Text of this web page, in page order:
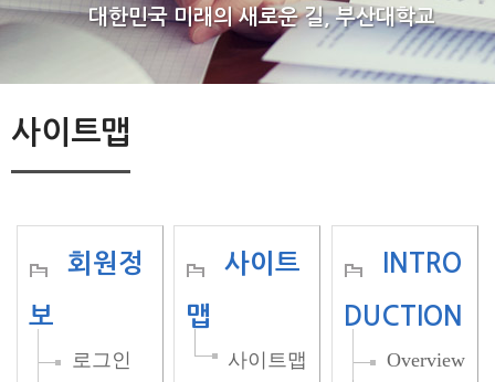
대한민국 미래의 새로운 길, 부산대학교
사이트맵
회원정
보
로그인
사이트
맵
사이트맵
INTRO
DUCTION
Overview